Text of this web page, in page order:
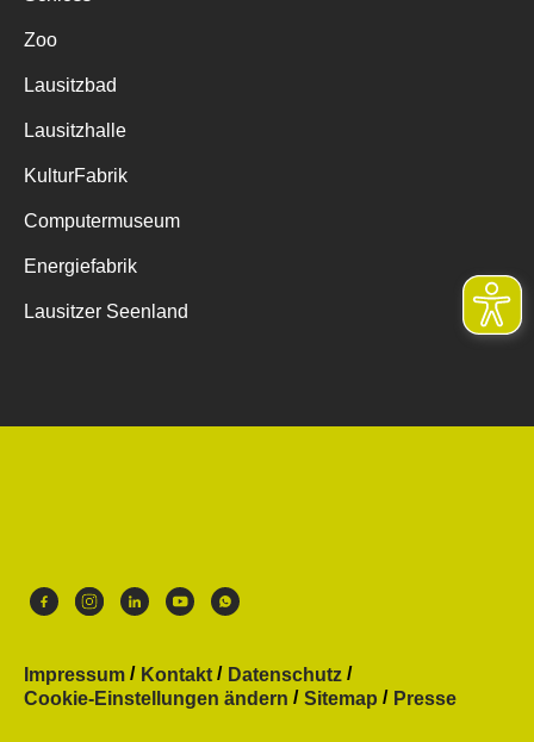
Zoo
Lausitzbad
Lausitzhalle
KulturFabrik
Computermuseum
Energiefabrik
Lausitzer Seenland
Impressum Kontakt
Datenschutz
Cookie-Einstellungen ändern
Sitemap Presse